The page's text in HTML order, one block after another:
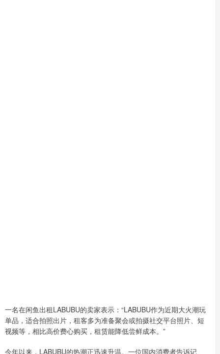
一名在闲鱼出租LABUBU的卖家表示：“LABUBU作为近期大火潮玩
单品，适合拍照出片，租客多为准备聚会或拍摄社交平台照片、短
视频等，相比高价费心购买，租赁能降低尝鲜成本。”
今年以来，LABUBU的热潮正迅速升温。一位国内消费者告诉记